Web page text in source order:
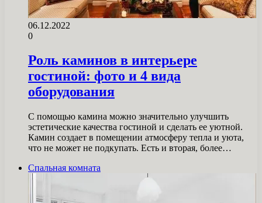
06.12.2022
0
Роль каминов в интерьере
гостиной: фото и 4 вида
оборудования
С помощью камина можно значительно улучшить
эстетические качества гостиной и сделать ее уютной.
Камин создает в помещении атмосферу тепла и уюта,
что не может не подкупать. Есть и вторая, более…
Спальная комната